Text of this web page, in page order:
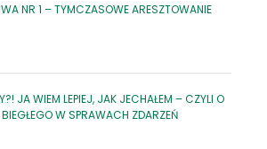
NR 1 – TYMCZASOWE ARESZTOWANIE
JA WIEM LEPIEJ, JAK JECHAŁEM – CZYLI O
W SPRAWACH ZDARZEŃ